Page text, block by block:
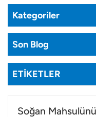
Kategoriler
Son Blog
ETİKETLER
Soğan